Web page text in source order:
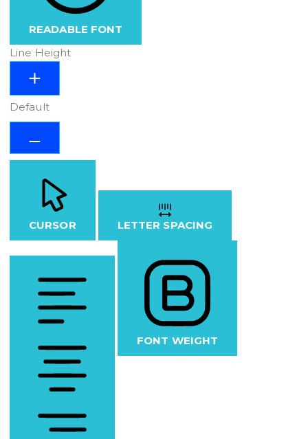
READABLE FONT
Line Height
Default
CURSOR LETTER SPACING
FONT WEIGHT